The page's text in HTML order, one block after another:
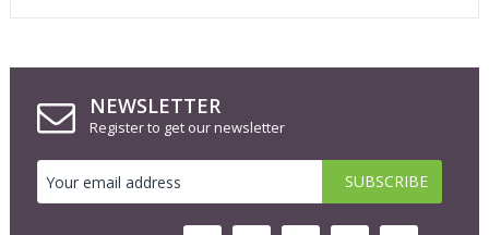
NEWSLETTER
Register to get our newsletter